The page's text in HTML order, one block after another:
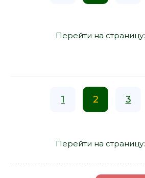
Перейти на страницу:
1 2 3
Перейти на страницу: